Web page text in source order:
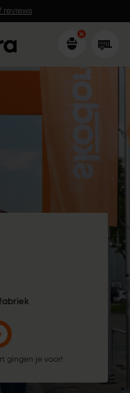
reviews
gingen je voor!